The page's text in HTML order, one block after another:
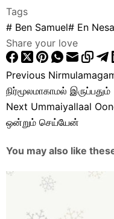
Tags
# Ben Samuel# En
Share your love
Previous
நிர்மூலமாகாமல் இருப்பதும்
Next Ummaiyallaal
ஒன்றும் செய்யேன்
You may also like